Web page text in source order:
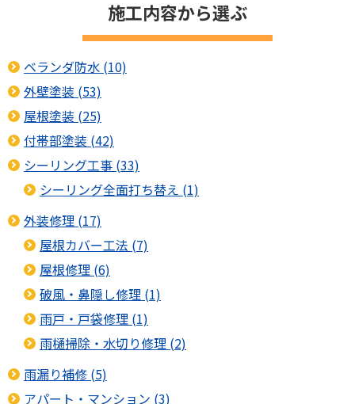
施工内容から選ぶ
ベランダ防水 (10)
外壁塗装 (53)
屋根塗装 (25)
付帯部塗装 (42)
シーリング工事 (33)
シーリング全面打ち替え (1)
外装修理 (17)
屋根カバー工法 (7)
屋根修理 (6)
破風・鼻隠し修理 (1)
雨戸・戸袋修理 (1)
雨樋掃除・水切り修理 (2)
雨漏り補修 (5)
アパート・マンション (3)